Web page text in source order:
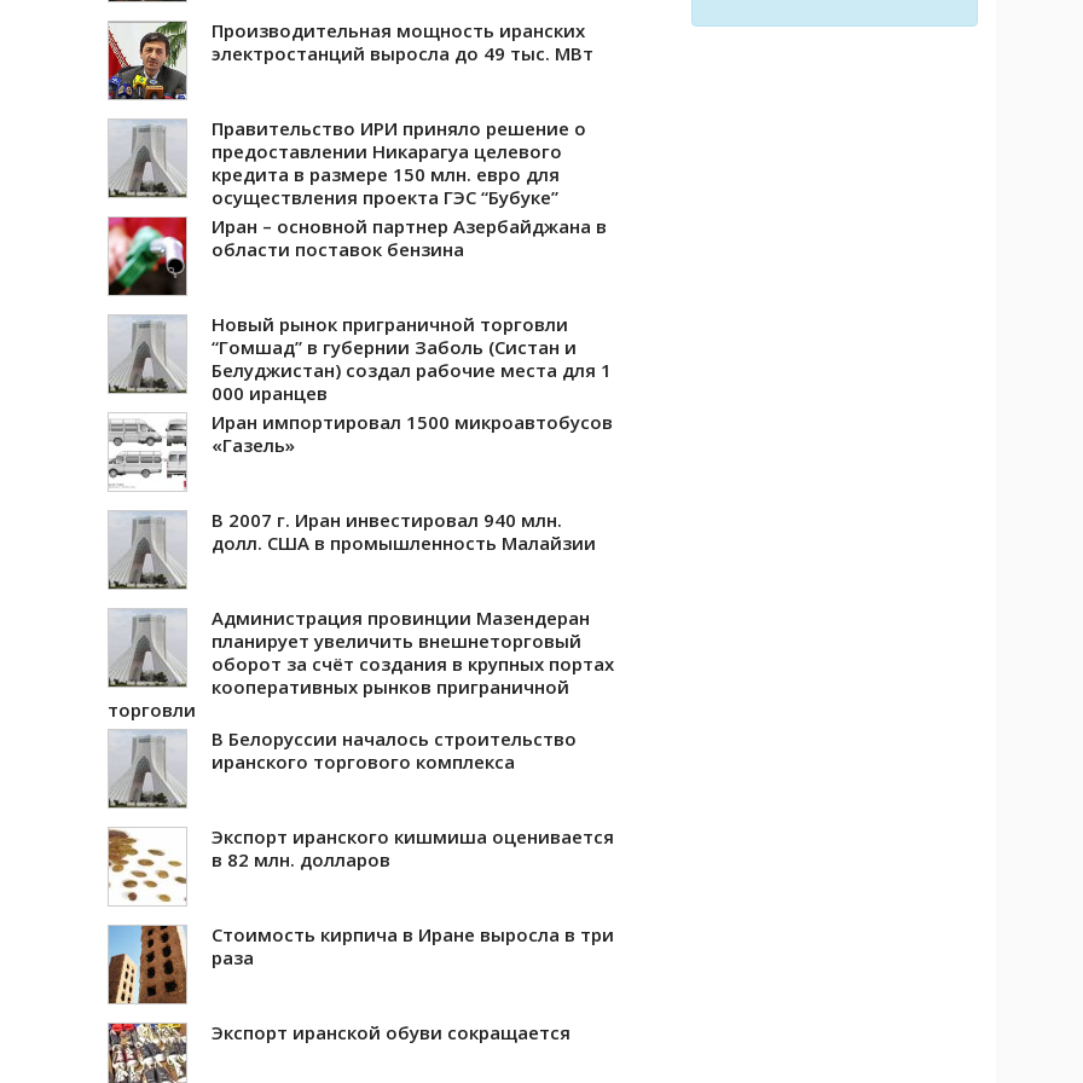
Производительная мощность иранских
электростанций выросла до 49 тыс. МВт
Правительство ИРИ приняло решение о
предоставлении Никарагуа целевого
кредита в размере 150 млн. евро для
осуществления проекта ГЭС “Бубуке”
Иран – основной партнер Азербайджана в
области поставок бензина
Новый рынок приграничной торговли
“Гомшад” в губернии Заболь (Систан и
Белуджистан) создал рабочие места для 1
000 иранцев
Иран импортировал 1500 микроавтобусов
«Газель»
В 2007 г. Иран инвестировал 940 млн.
долл. США в промышленность Малайзии
Администрация провинции Мазендеран
планирует увеличить внешнеторговый
оборот за счёт создания в крупных портах
кооперативных рынков приграничной
торговли
В Белоруссии началось строительство
иранского торгового комплекса
Экспорт иранского кишмиша оценивается
в 82 млн. долларов
Стоимость кирпича в Иране выросла в три
раза
Экспорт иранской обуви сокращается